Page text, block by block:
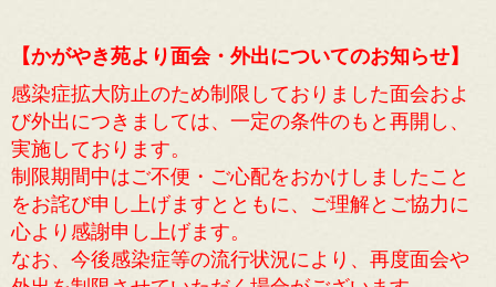
【かがやき苑より面会・外出についてのお知らせ】
感染症拡大防止のため制限しておりました面会およ
び外出につきましては、一定の条件のもと再開し、
実施しております。
制限期間中はご不便・ご心配をおかけしましたこと
をお詫び申し上げますとともに、ご理解とご協力に
心より感謝申し上げます。
なお、今後感染症等の流行状況により、再度面会や